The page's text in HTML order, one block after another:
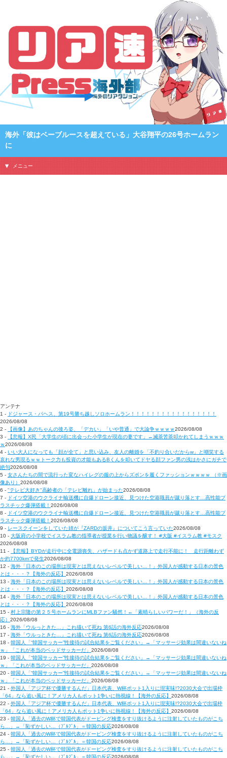
海外「彼はベーブルースを超えている」大谷翔平の26号ホームラン
に
メニュー
アンテナ
1 - ドジャース・パヘス、第19号勝ち越しソロホームラン！！！！！！！！！！！！！！！！！
2026/08/08
2 -
【画像】あのちゃんの後ろ姿、「デカい」「いや普通」で大論争ｗｗｗｗ2026/08/08
3 -
【悲報】X民「大学生の頃に出会った小学生が現在の妻です」←滅茶苦茶叩かれてしまうｗｗｗ
ｗ2026/08/08
4 - いい大人になっても「顔が全て」と思い込み、友人の離婚を「不釣り合いだからw」と嘲笑する
哀れな男現るｗｗトーク力も投資の才能もあるBくんを叩いてドヤる顔ファン男の浅はかさにガチで
絶句2026/08/08
5 - 女さんたちの間で流行った変なハイレグの服の上からズボンを履くファッションｗｗｗｗ （※画
像あり） 2026/08/08
6 - "テレビ大好き"高齢者の「テレビ離れ」が始まった2026/08/08
7 - ドイツ空港のウクライナ輸送機に自爆ドローン接近、見つけた空港職員が蹴り落とす…高性能プ
ラスチック爆弾搭載！ 2026/08/08
8 - ドイツ空港のウクライナ輸送機に自爆ドローン接近、見つけた空港職員が蹴り落とす…高性能プ
ラスチック爆弾搭載！ 2026/08/08
9 - レースクイーンをしていた姉が『ZARDの坂井』についてこう言っていた2026/08/08
10 - 大阪府の小学校でイスラム教の指導者が授業を行い物議を醸す！ #大阪 #イスラム教 #モスク
2026/08/08
11 -
【悲報】BYDが走行中に全電源喪失、ハザードも点かず道路上で走行不能に！ 走行距離わず
か約7700kmで発生2026/08/08
12 - 海外「日本のこの場所は現実とは思えないレベルで美しい…！」外国人が感動する日本の景色
とは・・・？【海外の反応】 2026/08/08
13 - 海外「日本のこの場所は現実とは思えないレベルで美しい…！」外国人が感動する日本の景色
とは・・・？【海外の反応】 2026/08/08
14 - 海外「日本のこの場所は現実とは思えないレベルで美しい…！」外国人が感動する日本の景色
とは・・・？【海外の反応】 2026/08/08
15 - 村上宗隆の第２５号ホームランにMLBファン騒然！←「素晴らしいパワーだ！」（海外の反
応） 2026/08/08
16 - 海外「ウルっときた…」これ描いて死ね 第6話の海外反応2026/08/08
17 - 海外「ウルっときた…」これ描いて死ね 第6話の海外反応2026/08/08
18 - 韓国人「“韓国サッカー”性接待の試合結果をご覧ください」→「マッサージ効果は間違いないね
ｗ」「これが本当のベッドサッカーだ」 2026/08/08
19 - 韓国人「“韓国サッカー”性接待の試合結果をご覧ください」→「マッサージ効果は間違いないね
ｗ」「これが本当のベッドサッカーだ」 2026/08/08
20 - 韓国人「“韓国サッカー”性接待の試合結果をご覧ください」→「マッサージ効果は間違いないね
ｗ」「これが本当のベッドサッカーだ」 2026/08/08
21 - 外国人「アジア杯で優勝するんだ」日本代表、W杯ポット1入りに現実味!?2030大会で出場枠
「64」なら追い風に！アメリカ人もポット1争いに熱視線！【海外の反応】 2026/08/08
22 - 外国人「アジア杯で優勝するんだ」日本代表、W杯ポット1入りに現実味!?2030大会で出場枠
「64」なら追い風に！アメリカ人もポット1争いに熱視線！【海外の反応】 2026/08/08
23 - 韓国人「過去のW杯で韓国代表がドーピング検査をすり抜けるように注射していたものがこち
ら…」→「恥ずかしい…（ﾌﾞﾙﾌﾞﾙ」＝韓国の反応2026/08/08
24 - 韓国人「過去のW杯で韓国代表がドーピング検査をすり抜けるように注射していたものがこち
ら…」→「恥ずかしい…（ﾌﾞﾙﾌﾞﾙ」＝韓国の反応2026/08/08
25 - 韓国人「過去のW杯で韓国代表がドーピング検査をすり抜けるように注射していたものがこち
ら…」→「恥ずかしい…（ﾌﾞﾙﾌﾞﾙ」＝韓国の反応2026/08/08